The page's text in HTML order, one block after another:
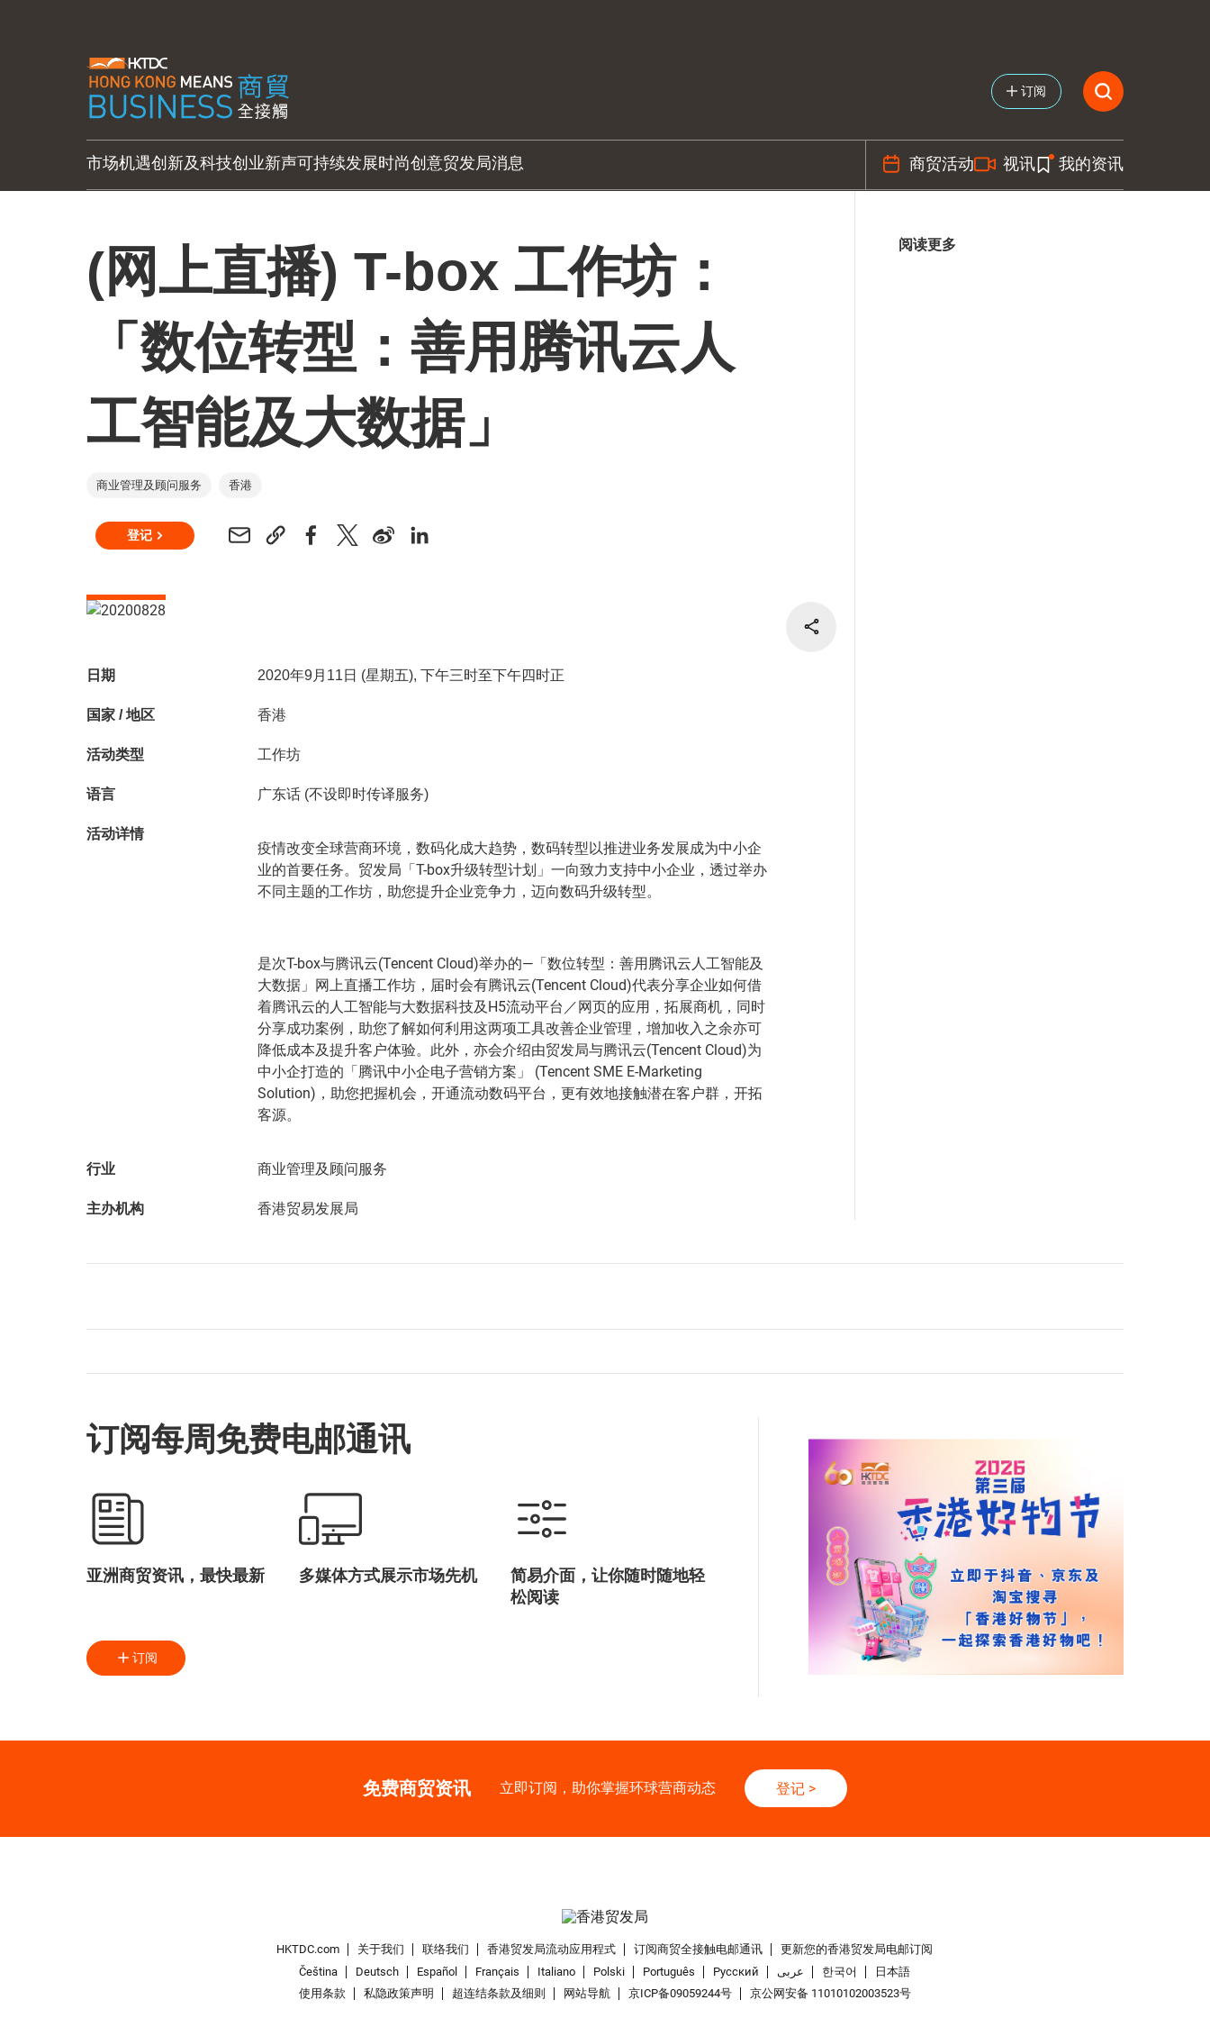
订阅
市场机遇创新及科技创业新声可持续发展时尚创意贸发局消息 商贸活动 视讯 我的资讯
(网上直播) T-box 工作坊：
「数位转型：善用腾讯云人
工智能及大数据」
商业管理及顾问服务 香港
登记
日期 2020年9月11日 (星期五), 下午三时至下午四时正
国家 / 地区 香港
活动类型 工作坊
语言 广东话 (不设即时传译服务)
活动详情
疫情改变全球营商环境，数码化成大趋势，数码转型以推进业务发展成为中小企
业的首要任务。贸发局「T-box升级转型计划」一向致力支持中小企业，透过举办
不同主题的工作坊，助您提升企业竞争力，迈向数码升级转型。
是次T-box与腾讯云(Tencent Cloud)举办的—「数位转型：善用腾讯云人工智能及
大数据」网上直播工作坊，届时会有腾讯云(Tencent Cloud)代表分享企业如何借
着腾讯云的人工智能与大数据科技及H5流动平台／网页的应用，拓展商机，同时
分享成功案例，助您了解如何利用这两项工具改善企业管理，增加收入之余亦可
降低成本及提升客户体验。此外，亦会介绍由贸发局与腾讯云(Tencent Cloud)为
中小企打造的「腾讯中小企电子营销方案」 (Tencent SME E-Marketing
Solution)，助您把握机会，开通流动数码平台，更有效地接触潜在客户群，开拓
客源。
行业 商业管理及顾问服务
主办机构 香港贸易发展局
阅读更多
订阅每周免费电邮通讯
亚洲商贸资讯，最快最新 多媒体方式展示市场先机
简易介面，让你随时随地轻
松阅读
订阅
免费商贸资讯 立即订阅，助你掌握环球营商动态 登记>
HKTDC.com 关于我们 联络我们 香港贸发局流动应用程式 订阅商贸全接触电邮通讯
更新您的香港贸发局电邮订阅
Čeština
Deutsch Español Français Italiano Polski Português Pусский عربى 한국어
日本語
使用条款
私隐政策声明 超连结条款及细则 网站导航 京ICP备09059244号 京公网安备 11010102003523号